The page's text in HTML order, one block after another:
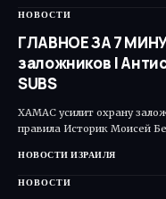
НОВОСТИ
ГЛАВНОЕ ЗА 7
заложников |
SUBS
ХАМАС усилит охрану
правила Историк Моисей
НОВОСТИ ИЗРАИЛЯ
НОВОСТИ